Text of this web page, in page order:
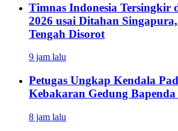
Timnas Indonesia Tersingkir
2026 usai Ditahan
Tengah Disorot
9 jam lalu
Petugas Ungkap Kendala
Kebakaran Gedung
8 jam lalu